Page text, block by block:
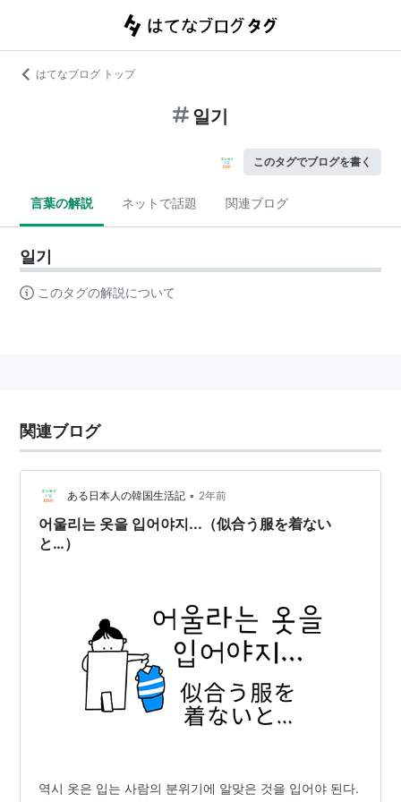
はてなブログ トップ
일기
このタグでブログを書く
言葉の解説 ネットで話題 関連ブログ
일기
このタグの解説について
関連ブログ
ある日本人の韓国生活記 • 2年前
어울리는 옷을 입어야지...（似合う服を着ない
と…）
역시 옷은 입는 사람의 분위기에 알맞은 것을 입어야 된다.